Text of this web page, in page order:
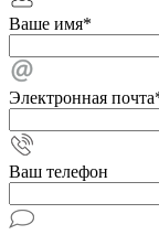
Ваше имя*
Электронная почта
Ваш телефон